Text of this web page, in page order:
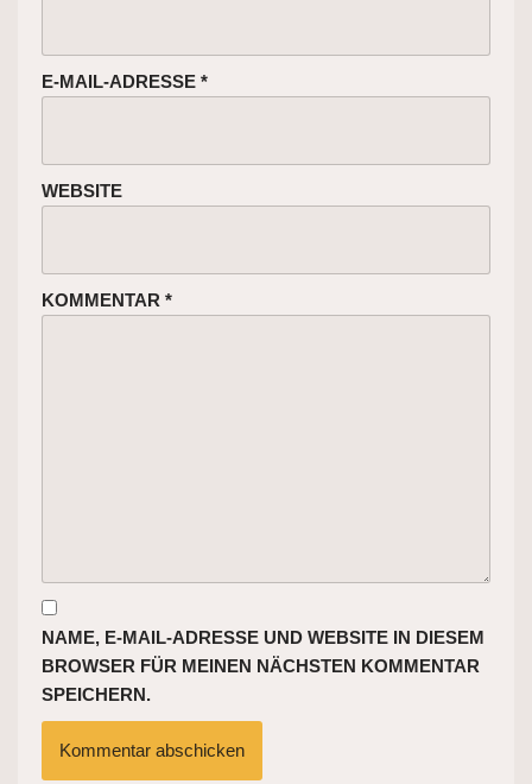
E-MAIL-ADRESSE *
WEBSITE
KOMMENTAR *
NAME, E-MAIL-ADRESSE UND WEBSITE IN DIESEM
BROWSER FÜR MEINEN NÄCHSTEN KOMMENTAR
SPEICHERN.